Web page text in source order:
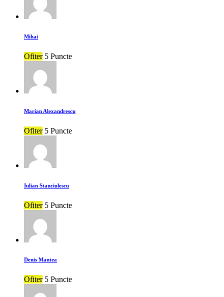
Mihai
Ofiter 5 Puncte
Marian Alexandrescu
Ofiter 5 Puncte
Iulian Stanciulescu
Ofiter 5 Puncte
Denis Mantea
Ofiter 5 Puncte